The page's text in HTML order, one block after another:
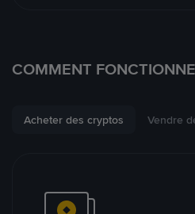
COMMENT
Acheter des cryptos Vendre